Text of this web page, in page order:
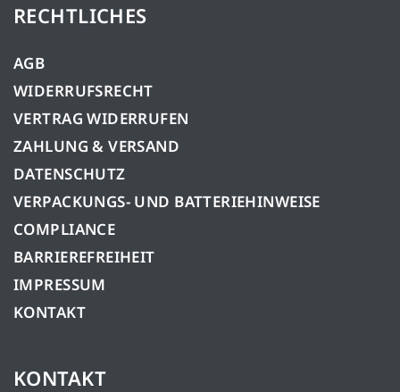
RECHTLICHES
AGB
WIDERRUFSRECHT
VERTRAG WIDERRUFEN
ZAHLUNG & VERSAND
DATENSCHUTZ
VERPACKUNGS- UND BATTERIEHINWEISE
COMPLIANCE
BARRIEREFREIHEIT
IMPRESSUM
KONTAKT
KONTAKT